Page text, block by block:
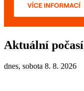
Aktuální počasí
dnes, sobota 8. 8. 2026